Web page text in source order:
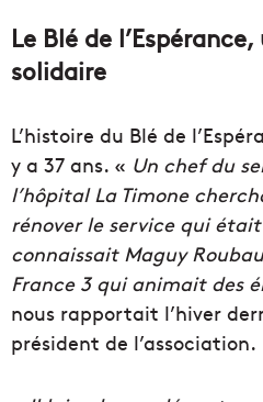
Le Blé de
solidaire
L’histoire du Blé de
y a 37 ans. « Un chef du
l’hôpital La Timone
rénover le service qui
connaissait Maguy
France 3 qui animait des
nous rapportait l’hiver
président de l’association.